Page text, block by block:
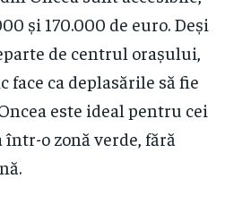
și 170.000 de euro. Deși
de centrul orașului,
ca deplasările să fie
este ideal pentru cei
o zonă verde, fără